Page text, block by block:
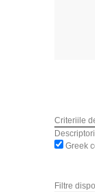
Criteriile
Greek
Filtre